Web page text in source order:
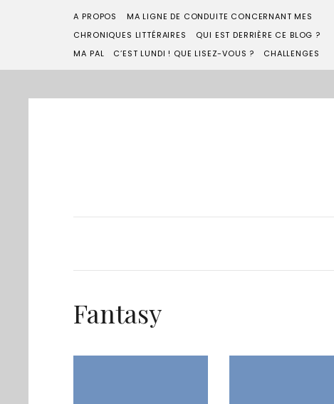
A PROPOS
MA LIGNE DE CONDUITE CONCERNANT MES
CHRONIQUES LITTÉRAIRES
QUI EST DERRIÈRE CE BLOG ?
MA PAL
C’EST LUNDI ! QUE LISEZ-VOUS ? CHALLENGES
Fantasy